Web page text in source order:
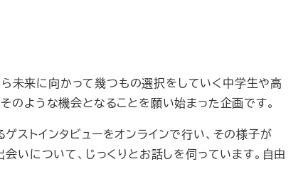
ら未来に向かって幾つもの選択をしていく中学生や高
のような機会となることを願い始まった企画です。
トインタビューをオンラインで行い、その様子が
いについて、じっくりとお話しを伺っています。自由